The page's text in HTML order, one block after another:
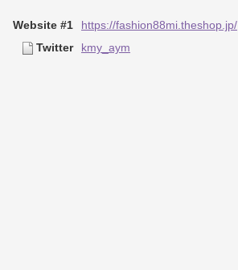
Website #1
https://fashion88mi.theshop.jp/
Twitter
kmy_aym